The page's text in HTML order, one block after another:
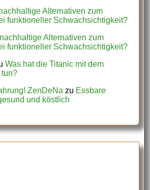
Alternativen zum
funktioneller Schwachsichtigkeit?
Alternativen zum
funktioneller Schwachsichtigkeit?
Was hat die Titanic mit dem
ZenDeNa zu Essbare
und köstlich